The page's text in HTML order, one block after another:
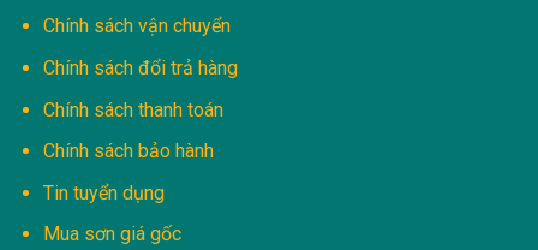
Chính sách vận chuyển
Chính sách đổi trả hàng
Chính sách thanh toán
Chính sách bảo hành
Tin tuyển dụng
Mua sơn giá gốc